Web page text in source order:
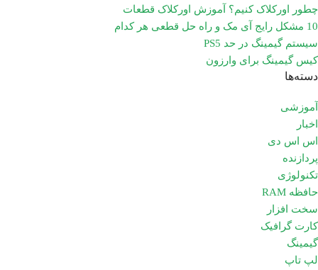
چطور اورکلاک کنیم؟ آموزش اورکلاک قطعات
10 مشکل رایج آی مک و راه حل قطعی هر کدام
سیستم گیمینگ در حد PS5
کیس گیمینگ برای وارزون
دسته‌ها
آموزشی
اخبار
اس اس دی
پردازنده
تکنولوژی
حافظه RAM
سخت افزار
کارت گرافیک
گیمینگ
لپ تاپ